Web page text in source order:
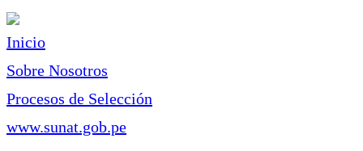
Inicio
Sobre Nosotros
Procesos de Selección
www.sunat.gob.pe